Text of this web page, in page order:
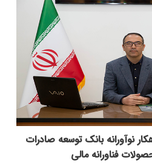
نوآورانه بانک توسعه صادرات
فناورانه مالی